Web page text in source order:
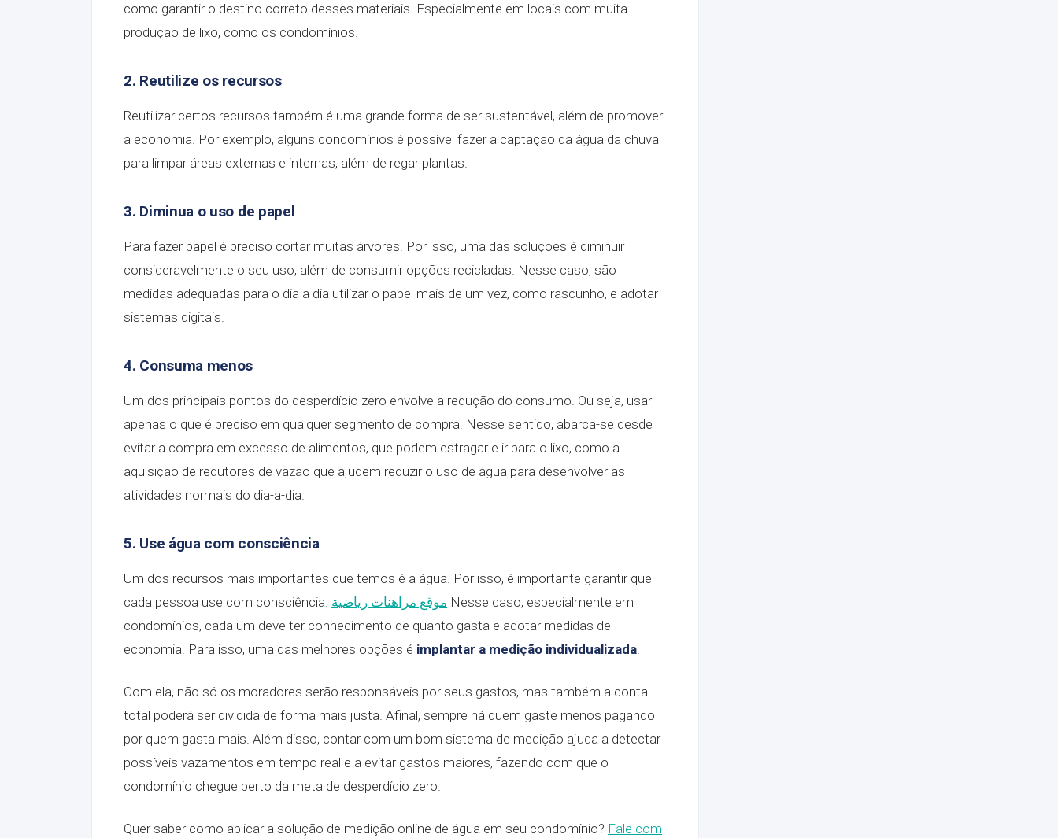
como garantir o destino correto desses materiais. Especialmente em locais com muita
produção de lixo, como os condomínios.
2. Reutilize os recursos
Reutilizar certos recursos também é uma grande forma de ser sustentável, além de promover
a economia. Por exemplo, alguns condomínios é possível fazer a captação da água da chuva
para limpar áreas externas e internas, além de regar plantas.
3. Diminua o uso de papel
Para fazer papel é preciso cortar muitas árvores. Por isso, uma das soluções é diminuir
consideravelmente o seu uso, além de consumir opções recicladas. Nesse caso, são
medidas adequadas para o dia a dia utilizar o papel mais de um vez, como rascunho, e adotar
sistemas digitais.
4. Consuma menos
Um dos principais pontos do desperdício zero envolve a redução do consumo. Ou seja, usar
apenas o que é preciso em qualquer segmento de compra. Nesse sentido, abarca-se desde
evitar a compra em excesso de alimentos, que podem estragar e ir para o lixo, como a
aquisição de redutores de vazão que ajudem reduzir o uso de água para desenvolver as
atividades normais do dia-a-dia.
5. Use água com consciência
Um dos recursos mais importantes que temos é a água. Por isso, é importante garantir que
cada pessoa use com consciência. موقع مراهنات رياضية Nesse caso, especialmente em
condomínios, cada um deve ter conhecimento de quanto gasta e adotar medidas de
economia. Para isso, uma das melhores opções é implantar a medição individualizada.
Com ela, não só os moradores serão responsáveis por seus gastos, mas também a conta
total poderá ser dividida de forma mais justa. Afinal, sempre há quem gaste menos pagando
por quem gasta mais. Além disso, contar com um bom sistema de medição ajuda a detectar
possíveis vazamentos em tempo real e a evitar gastos maiores, fazendo com que o
condomínio chegue perto da meta de desperdício zero.
Quer saber como aplicar a solução de medição online de água em seu condomínio? Fale com